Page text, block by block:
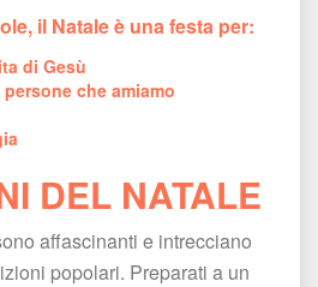
il Natale è una festa per:
di Gesù
che amiamo
DEL NATALE
affascinanti e intrecciano
popolari. Preparati a un